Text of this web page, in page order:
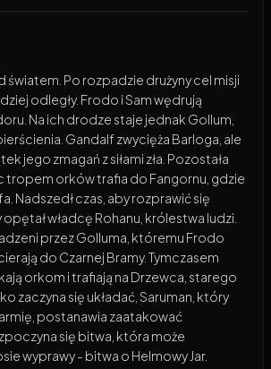
światem. Po rozpadzie drużyny cel misji
odległy. Frodo i Sam wędrują
Na ich drodze staje jednak Gollum,
Gandalf zwycięża Barloga, ale
jego zmagań z siłami zła. Pozostała
tropem orków trafia do Fangornu, gdzie
Nadszedł czas, aby rozprawić się
władcę Rohanu, królestwa ludzi.
przez Golluma, któremu Frodo
do Czarnej Bramy. Tymczasem
orkom i trafiają na Drzewca, starego
zaczyna się układać, Saruman, który
postanawia zaatakować
się bitwa, która może
wyprawy - bitwa o Helmowy Jar.